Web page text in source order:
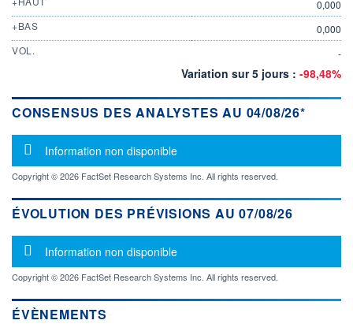
0,000
+BAS
0,000
VOL.
-
Variation sur 5 jours : -98,48%
CONSENSUS DES ANALYSTES AU 04/08/26*
Message d'information
Information non disponible
Copyright © 2026 FactSet Research Systems Inc. All rights reserved.
ÉVOLUTION DES PRÉVISIONS AU 07/08/26
Message d'information
Information non disponible
Copyright © 2026 FactSet Research Systems Inc. All rights reserved.
ÉVÈNEMENTS